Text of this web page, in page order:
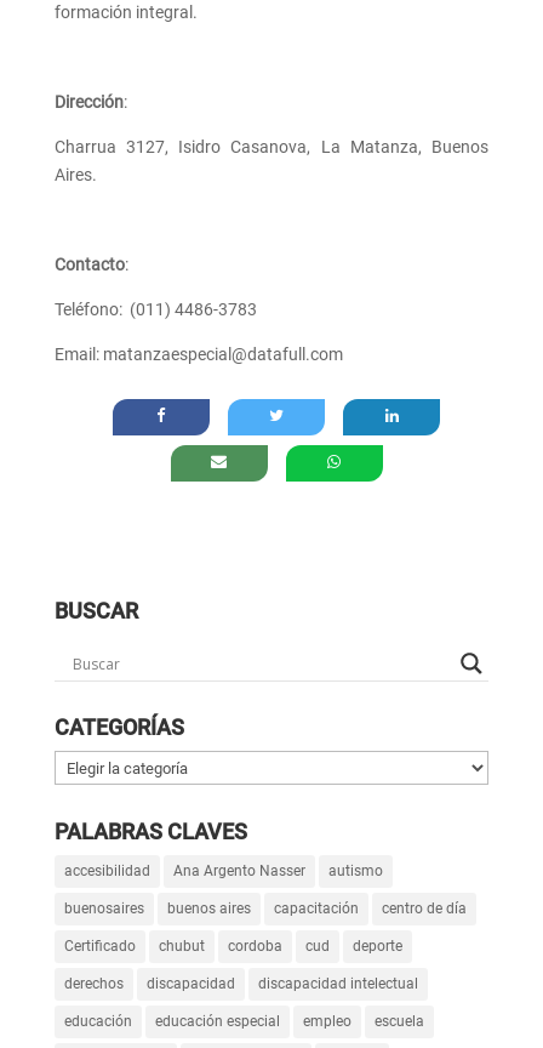
formación integral.
Dirección:
Charrua 3127, Isidro Casanova, La Matanza, Buenos
Aires.
Contacto:
Teléfono: (011) 4486-3783
Email: matanzaespecial@datafull.com
BUSCAR
CATEGORÍAS
Categorías
PALABRAS CLAVES
accesibilidad Ana Argento Nasser autismo
buenosaires buenos aires capacitación centro de día
Certificado chubut cordoba cud deporte
derechos discapacidad discapacidad intelectual
educación educación especial empleo escuela